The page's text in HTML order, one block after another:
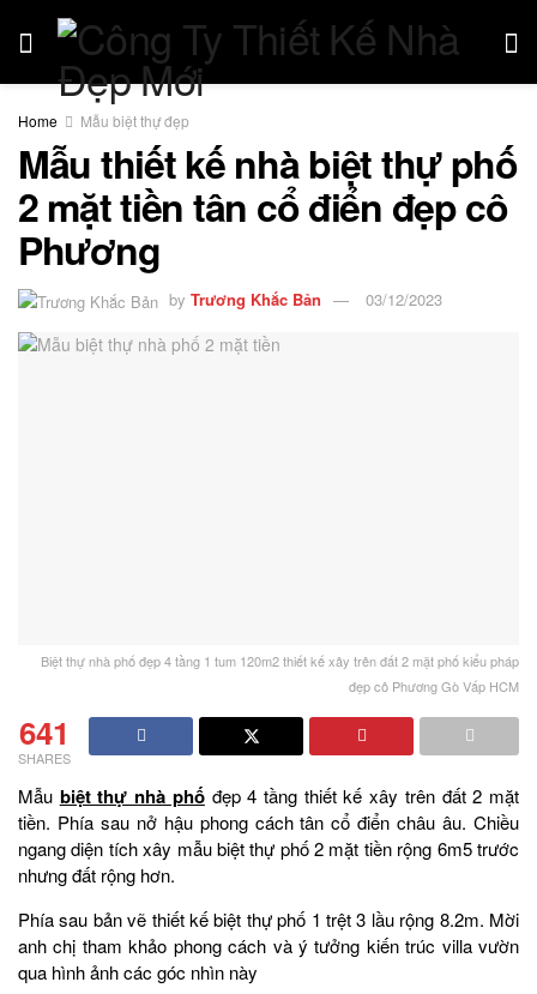
Home Mẫu biệt thự đẹp
Mẫu thiết kế nhà biệt thự phố
2 mặt tiền tân cổ điển đẹp cô
Phương
by Trương Khắc Bản 03/12/2023
Biệt thự nhà phố đẹp 4 tầng 1 tum 120m2 thiết kế xây trên đất 2 mặt phố kiểu pháp
đẹp cô Phương Gò Vấp HCM
641
SHARES
Mẫu biệt thự nhà phốđẹp 4 tầng thiết kế xây trên đất 2 mặt
tiền. Phía sau nở hậu phong cách tân cổ điển châu âu. Chiều
ngang diện tích xây mẫu biệt thự phố 2 mặt tiền rộng 6m5 trước
nhưng đất rộng hơn.
Phía sau bản vẽ thiết kế biệt thự phố 1 trệt 3 lầu rộng 8.2m. Mời
anh chị tham khảo phong cách và ý tưởng kiến trúc villa vườn
qua hình ảnh các góc nhìn này